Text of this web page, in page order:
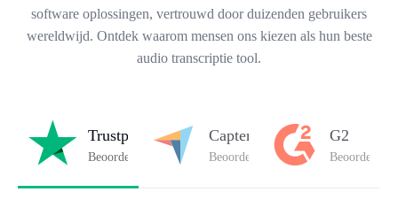
software oplossingen, vertrouwd door duizenden gebruikers
wereldwijd. Ontdek waarom mensen ons kiezen als hun beste
audio transcriptie tool.
Trustpilot
Beoordeeld met 4.8/5 op Trustpilot
Capterra
Beoordeeld met4.8/5 op Capterra
G2
Beoordeeld